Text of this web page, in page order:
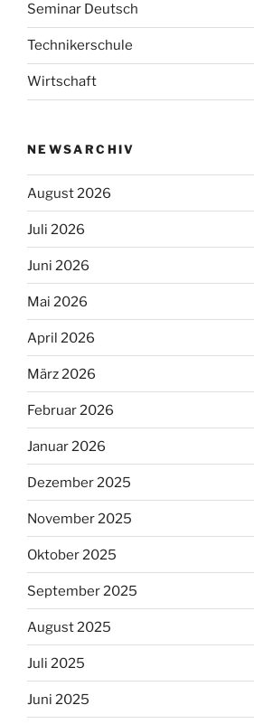
Seminar Deutsch
Technikerschule
Wirtschaft
NEWSARCHIV
August 2026
Juli 2026
Juni 2026
Mai 2026
April 2026
März 2026
Februar 2026
Januar 2026
Dezember 2025
November 2025
Oktober 2025
September 2025
August 2025
Juli 2025
Juni 2025